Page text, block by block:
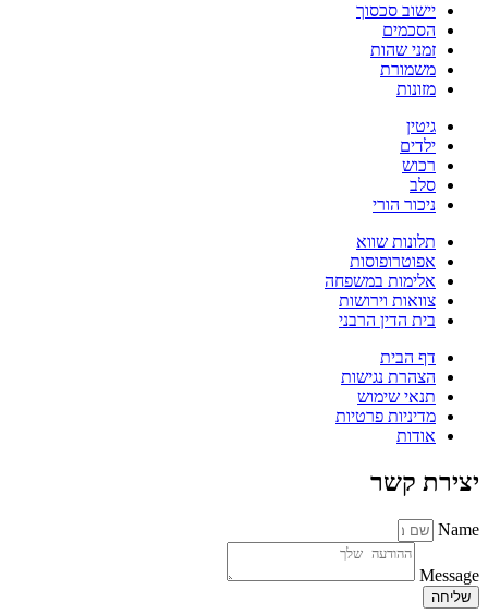
יישוב סכסוך
הסכמים
זמני שהות
משמורת
מזונות
גיטין
ילדים
רכוש
סלב
ניכור הורי
תלונות שווא
אפוטרופוסות
אלימות במשפחה
צוואות וירושות
בית הדין הרבני
דף הבית
הצהרת נגישות
תנאי שימוש
מדיניות פרטיות
אודות
יצירת קשר
Name
Message
שליחה